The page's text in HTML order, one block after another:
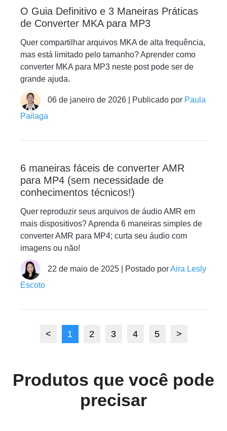
O Guia Definitivo e 3 Maneiras Práticas
de Converter MKA para MP3
Quer compartilhar arquivos MKA de alta frequência,
mas está limitado pelo tamanho? Aprender como
converter MKA para MP3 neste post pode ser de
grande ajuda.
06 de janeiro de 2026 | Publicado por Paula
Pailaga
6 maneiras fáceis de converter AMR
para MP4 (sem necessidade de
conhecimentos técnicos!)
Quer reproduzir seus arquivos de áudio AMR em
mais dispositivos? Aprenda 6 maneiras simples de
converter AMR para MP4; curta seu áudio com
imagens ou não!
22 de maio de 2025 | Postado porAira Lesly
Escoto
< 1 2 3 4 5 >
Produtos que você pode
precisar